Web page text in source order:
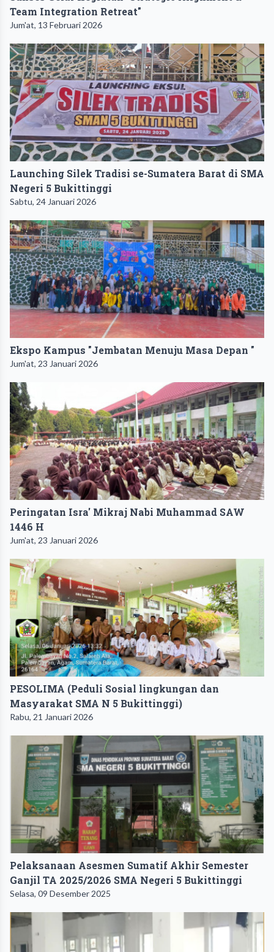
Team Integration Retreat"
Jum'at, 13 Februari 2026
Launching Silek Tradisi se-Sumatera Barat di SMA
Negeri 5 Bukittinggi
Sabtu, 24 Januari 2026
Ekspo Kampus "Jembatan Menuju Masa Depan "
Jum'at, 23 Januari 2026
Peringatan Isra' Mikraj Nabi Muhammad SAW
1446 H
Jum'at, 23 Januari 2026
PESOLIMA (Peduli Sosial lingkungan dan
Masyarakat SMA N 5 Bukittinggi)
Rabu, 21 Januari 2026
Pelaksanaan Asesmen Sumatif Akhir Semester
Ganjil TA 2025/2026 SMA Negeri 5 Bukittinggi
Selasa, 09 Desember 2025